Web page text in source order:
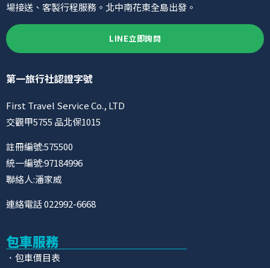
場接送、客製行程服務。北中南花東全島出發。
LINE立即詢問
第一旅行社認證字號
First Travel Service Co., LTD
交觀甲5755 品北保1015
註冊編號:575500
統一編號:97184996
聯絡人:潘家威
連絡電話 022992-6668
包車服務
．包車價目表